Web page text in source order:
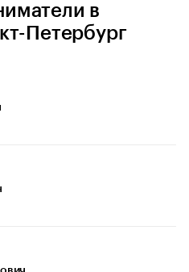
в
Петербург